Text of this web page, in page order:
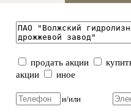
продать акции
акции
иное
и/или